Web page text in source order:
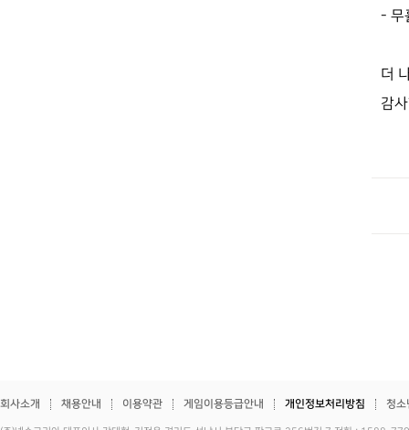
- 무
더
감
회사소개 채용안내 이용약관 게임이용등급안내 개인정보처리방침 청소